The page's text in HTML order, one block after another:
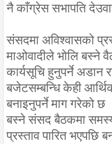
नै काँग्रेस सभापति
संसदमा अविश्वासको
माअ‍ोवादीले भोलि बस्ने
कार्यसूचि हुनुपर्ने
बजेटसम्बन्धि केही
बनाइनुपर्ने माग गरेको
बस्ने संसद बैठकमा
प्रस्ताव पारित भएपछि